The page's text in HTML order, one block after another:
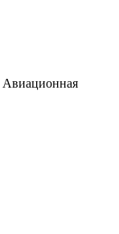
Авиационная